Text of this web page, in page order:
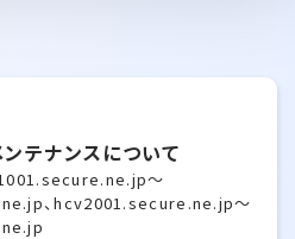
テナンスについて
～
、hcv2001.secure.ne.jp～